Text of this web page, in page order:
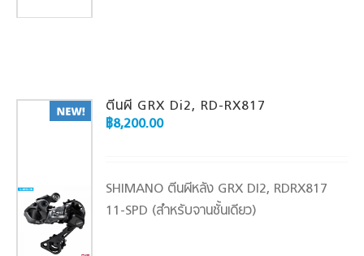
ตีนผี GRX Di2, RD-RX817
฿8,200.00
SHIMANO ตีนผีหลัง GRX DI2, RDRX817
11-SPD (สำหรับจานชั้นเดียว)